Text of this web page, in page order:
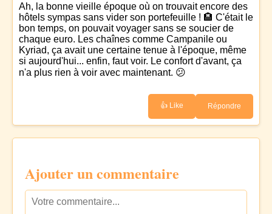
Ah, la bonne vieille époque où on trouvait encore des
hôtels sympas sans vider son portefeuille ! 🏨 C'était le
bon temps, on pouvait voyager sans se soucier de
chaque euro. Les chaînes comme Campanile ou
Kyriad, ça avait une certaine tenue à l'époque, même
si aujourd'hui... enfin, faut voir. Le confort d'avant, ça
n'a plus rien à voir avec maintenant. 😕
👍 Like Répondre
Ajouter un commentaire